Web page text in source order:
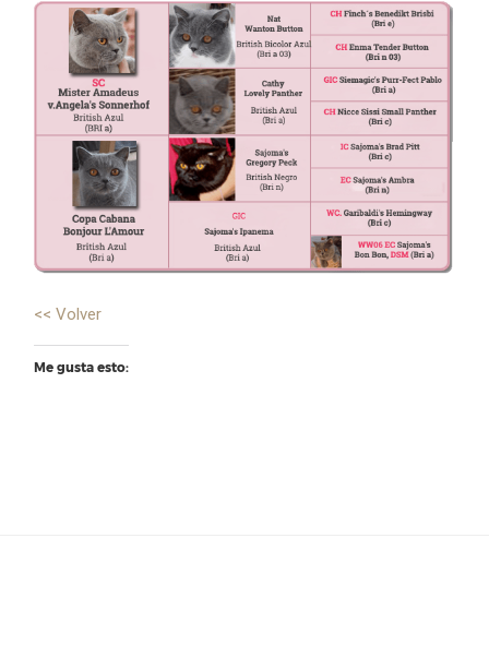
<< Volver
Me gusta esto: